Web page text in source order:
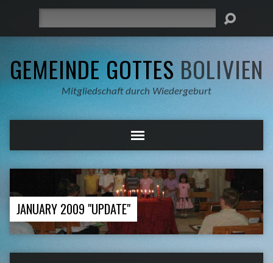
GEMEINDE GOTTES BOLIVIEN
Mitgliedschaft durch Wiedergeburt
JANUARY 2009 "UPDATE"